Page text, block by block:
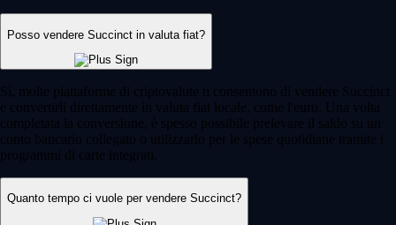
Posso vendere Succinct in valuta fiat?
Sì, molte piattaforme di criptovalute ti consentono di vendere Succinct
e convertirli direttamente in valuta fiat locale, come l'euro. Una volta
completata la conversione, è spesso possibile prelevare il saldo su un
conto bancario collegato o utilizzarlo per le spese quotidiane tramite i
programmi di carte integrati.
Quanto tempo ci vuole per vendere Succinct?